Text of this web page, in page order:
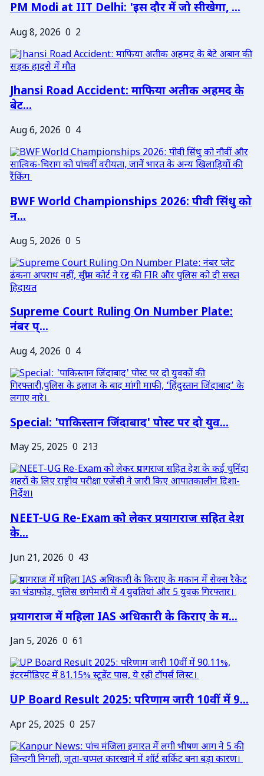
PM Modi at IIT Delhi: 'इस दौर में जो सीखेगा, ...
Aug 8, 2026 0 2
Jhansi Road Accident: माफिया अतीक अहमद के
बेट...
Aug 6, 2026 0 4
BWF World Championships 2026: पीवी सिंधु को
न...
Aug 5, 2026 0 5
Supreme Court Ruling On Number Plate:
नंबर प्...
Aug 4, 2026 0 4
Special: 'पाकिस्तान जिंदाबाद' पोस्ट पर दो युव...
May 25, 2025 0 213
NEET-UG Re-Exam को लेकर प्रयागराज सहित देश
के...
Jun 21, 2026 0 43
प्रयागराज में महिला IAS अधिकारी के किराए के म...
Jan 5, 2026 0 61
UP Board Result 2025: परिणाम जारी 10वीं में 9...
Apr 25, 2025 0 257